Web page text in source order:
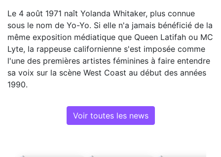
Le 4 août 1971 naît Yolanda Whitaker, plus connue
sous le nom de Yo-Yo. Si elle n'a jamais bénéficié de la
même exposition médiatique que Queen Latifah ou MC
Lyte, la rappeuse californienne s'est imposée comme
l'une des premières artistes féminines à faire entendre
sa voix sur la scène West Coast au début des années
1990.
Voir toutes les news